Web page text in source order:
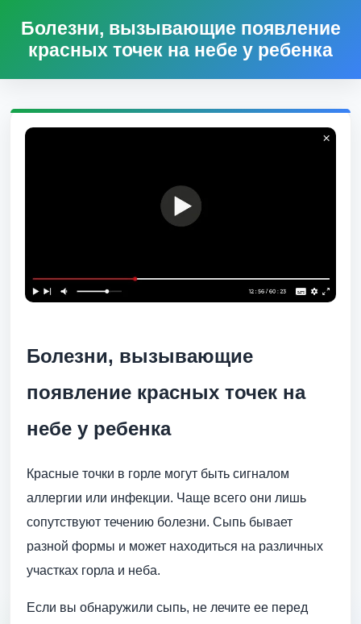
Болезни, вызывающие появление
красных точек на небе у ребенка
Болезни, вызывающие
появление красных точек на
небе у ребенка
Красные точки в горле могут быть сигналом
аллергии или инфекции. Чаще всего они лишь
сопутствуют течению болезни. Сыпь бывает
разной формы и может находиться на различных
участках горла и неба.
Если вы обнаружили сыпь, не лечите ее перед